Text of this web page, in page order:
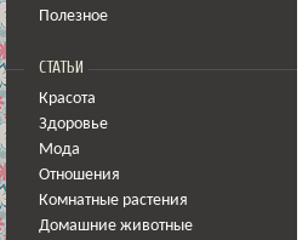
Полезное
СТАТЬИ
Красота
Здоровье
Мода
Отношения
Комнатные растения
Домашние животные